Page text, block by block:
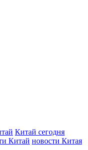
Китай сегодня
Китай новости Китая